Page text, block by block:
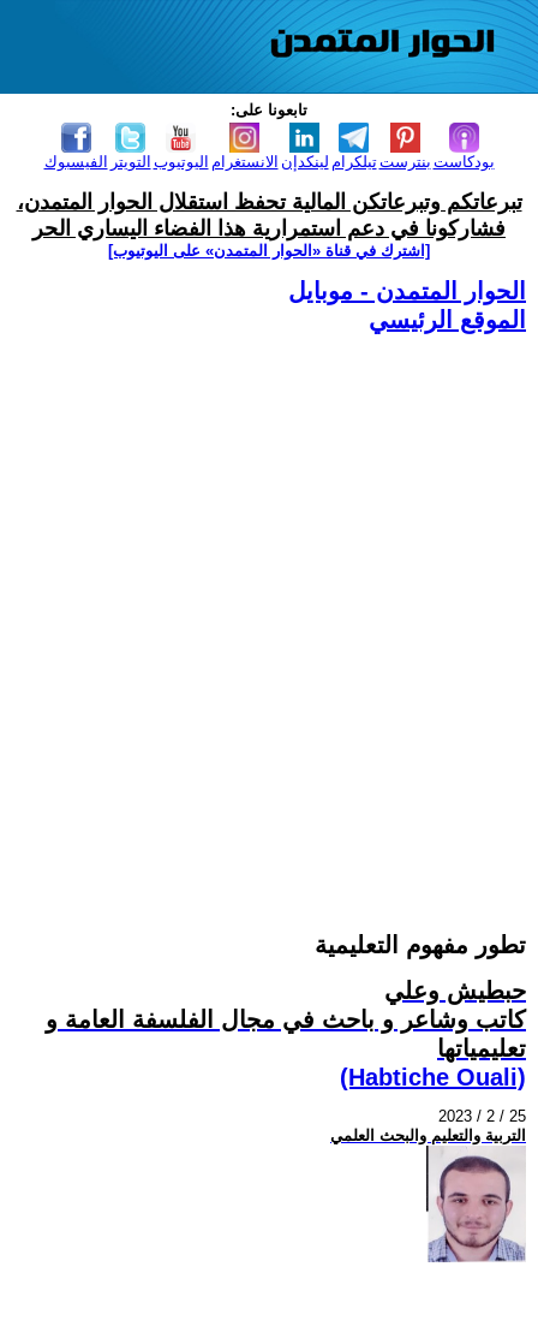
تابعونا على:
الفيسبوك التويتر اليوتيوب الانستغرام لينكدإن تيلكرامبنترست بودكاست
تبرعاتكم وتبرعاتكن المالية تحفظ استقلال الحوار المتمدن،
فشاركونا في دعم استمرارية هذا الفضاء اليساري الحر
[اشترك في قناة ‫«الحوار المتمدن» على اليوتيوب]
الحوار المتمدن - موبايل
الموقع الرئيسي
تطور مفهوم التعليمية
حبطيش وعلي
كاتب وشاعر و باحث في مجال الفلسفة العامة و
تعليمياتها
(Habtiche Ouali)
2023 / 2 / 25
التربية والتعليم والبحث العلمي